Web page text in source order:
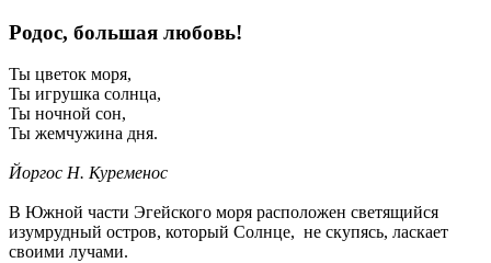
Родос, большая любовь!
Ты цветок моря,
Ты игрушка солнца,
Ты ночной сон,
Ты жемчужина дня.
Йоргос Н. Куременос
В Южной части Эгейского моря расположен светящийся
изумрудный остров, который Солнце, не скупясь, ласкает
своими лучами.